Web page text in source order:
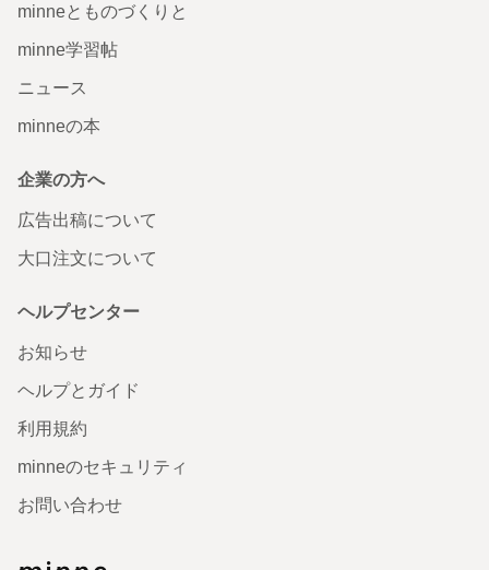
minneとものづくりと
minne学習帖
ニュース
minneの本
企業の方へ
広告出稿について
大口注文について
ヘルプセンター
お知らせ
ヘルプとガイド
利用規約
minneのセキュリティ
お問い合わせ